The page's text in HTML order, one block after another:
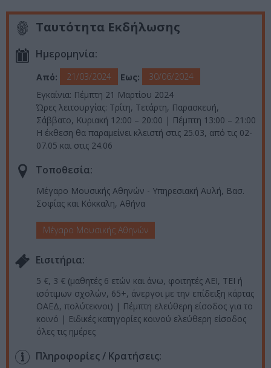
Ταυτότητα Εκδήλωσης
Ημερομηνία:
Από: 21/03/2024 Εως:
30/06/2024
Εγκαίνια: Πέμπτη 21 Μαρτίου 2024
Ώρες λειτουργίας: Τρίτη, Τετάρτη, Παρασκευή,
Σάββατο, Κυριακή 12:00 – 20:00 | Πέμπτη 13:00 – 21:00
Η έκθεση θα παραμείνει κλειστή στις 25.03, από τις 02-
07.05 και στις 24.06
Τοποθεσία:
Μέγαρο Μουσικής Αθηνών - Υπηρεσιακή Αυλή, Βασ.
Σοφίας και Κόκκαλη, Αθήνα
Μέγαρο Μουσικής Αθηνών
Eισιτήρια:
5 €, 3 € (μαθητές 6 ετών και άνω, φοιτητές ΑΕΙ, ΤΕΙ ή
ισότιμων σχολών, 65+, άνεργοι με την επίδειξη κάρτας
ΟΑΕΔ, πολύτεκνοι) | Πέμπτη ελεύθερη είσοδος για το
κοινό | Ειδικές κατηγορίες κοινού ελεύθερη είσοδος
όλες τις ημέρες
Πληροφορίες / Κρατήσεις: